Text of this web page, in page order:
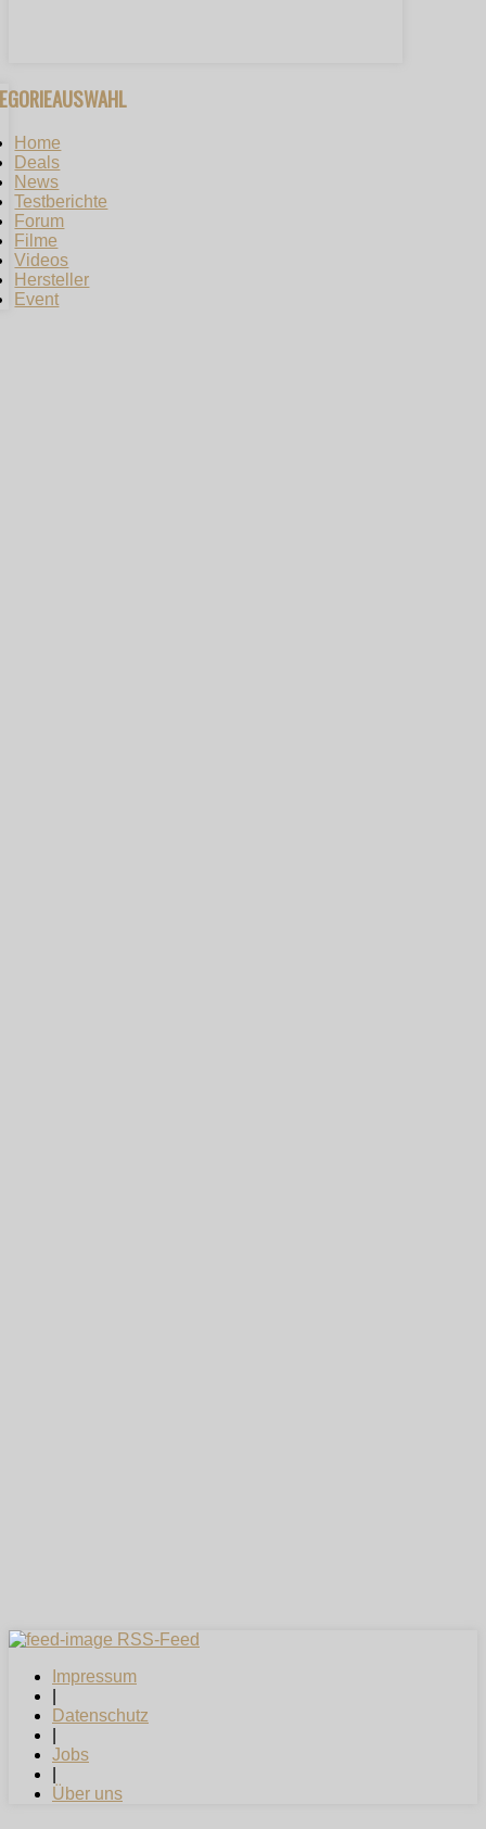
Home
Deals
News
Testberichte
Forum
Filme
Videos
Hersteller
Event
RSS-Feed
Impressum
Datenschutz
Jobs
Über uns